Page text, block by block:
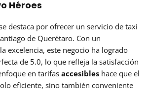
Héroes
destaca por ofrecer un servicio de taxi
de Querétaro. Con un
excelencia, este negocio ha logrado
de 5.0, lo que refleja la satisfacción
en tarifas accesibles hace que el
eficiente, sino también conveniente